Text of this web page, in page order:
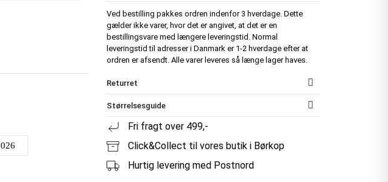
Ved bestilling pakkes ordren indenfor 3 hverdage. Dette
gælder ikke varer, hvor det er angivet, at det er en
bestillingsvare med længere leveringstid. Normal
leveringstid til adresser i Danmark er 1-2 hverdage efter at
ordren er afsendt. Alle varer leveres så længe lager haves.
Returret
Størrelsesguide
Fri fragt over 499,-
Click&Collect til vores butik i Børkop
Hurtig levering med Postnord